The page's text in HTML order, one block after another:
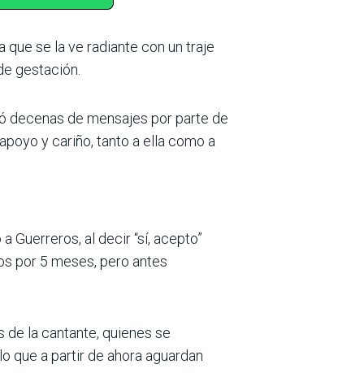
que se la ve radiante con un traje
gestación.
decenas de mensajes por parte de
y cariño, tanto a ella como a
Guerreros, al decir “sí, acepto”
por 5 meses, pero antes
de la cantante, quienes se
que a partir de ahora aguardan